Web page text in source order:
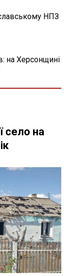
НПЗ
на Херсонщині
село на